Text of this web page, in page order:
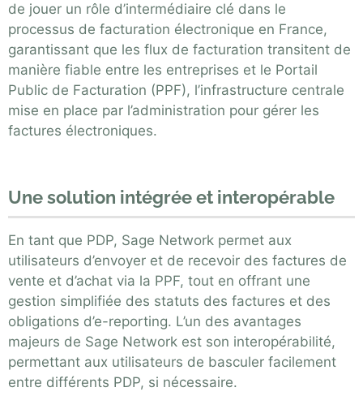
de jouer un rôle d’intermédiaire clé dans le
processus de facturation électronique en France,
garantissant que les flux de facturation transitent de
manière fiable entre les entreprises et le Portail
Public de Facturation (PPF), l’infrastructure centrale
mise en place par l’administration pour gérer les
factures électroniques.
Une solution intégrée et interopérable
En tant que PDP, Sage Network permet aux
utilisateurs d’envoyer et de recevoir des factures de
vente et d’achat via la PPF, tout en offrant une
gestion simplifiée des statuts des factures et des
obligations d’e-reporting. L’un des avantages
majeurs de Sage Network est son interopérabilité,
permettant aux utilisateurs de basculer facilement
entre différents PDP, si nécessaire.